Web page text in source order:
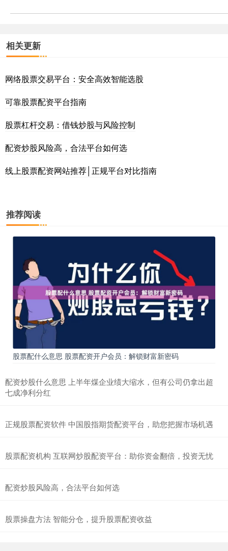
相关更新
网络股票交易平台：安全高效智能选股
可靠股票配资平台指南
股票杠杆交易：借钱炒股与风险控制
配资炒股风险高，合法平台如何选
线上股票配资网站推荐│正规平台对比指南
推荐阅读
股票配什么意思 股票配资开户会员：解锁财富新密码
配资炒股什么意思 上半年煤企业绩大缩水，但有公司仍拿出超
七成净利分红
正规股票配资软件 中国股指期货配资平台，助您把握市场机遇
股票配资机构 互联网炒股配资平台：助你资金翻倍，投资无忧
配资炒股风险高，合法平台如何选
股票操盘方法 智能分仓，提升股票配资收益